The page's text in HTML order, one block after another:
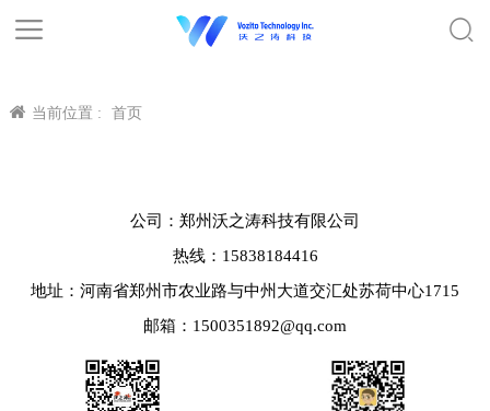
当前位置 : 首页
公司：郑州沃之涛科技有限公司
热线：15838184416
地址：河南省郑州市农业路与中州大道交汇处苏荷中心1715
邮箱：1500351892@qq.com